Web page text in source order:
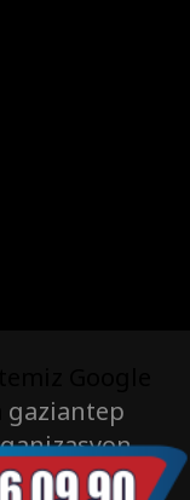
gaziantep